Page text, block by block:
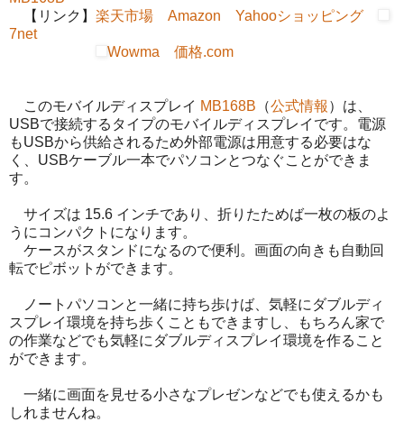
【リンク】 楽天市場 Amazon
Yahooショッピング
7net
Wowma
価格.com
このモバイルディスプレイ MB168B （公式情報 ）は、
USBで接続するタイプのモバイルディスプレイです。電源
もUSBから供給されるため外部電源は用意する必要はな
く、USBケーブル一本でパソコンとつなぐことができま
す。
サイズは 15.6 インチであり、折りたためば一枚の板のよ
うにコンパクトになります。
ケースがスタンドになるので便利。画面の向きも自動回
転でピボットができます。
ノートパソコンと一緒に持ち歩けば、気軽にダブルディ
スプレイ環境を持ち歩くこともできますし、もちろん家で
の作業などでも気軽にダブルディスプレイ環境を作ること
ができます。
一緒に画面を見せる小さなプレゼンなどでも使えるかも
しれませんね。